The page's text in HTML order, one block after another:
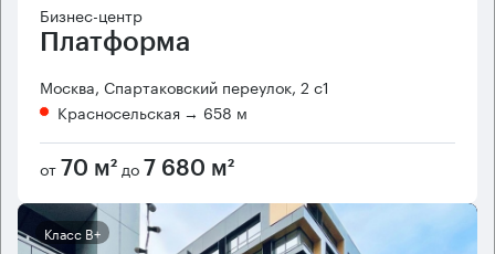
Бизнес-центр
Платформа
Москва, Спартаковский переулок, 2 с1
Красносельская → 658 м
от 70 м² до 7 680 м²
Класс B+